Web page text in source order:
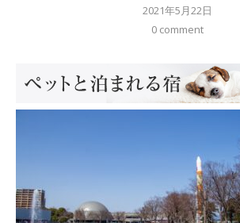
2021年5月22日
0 comment